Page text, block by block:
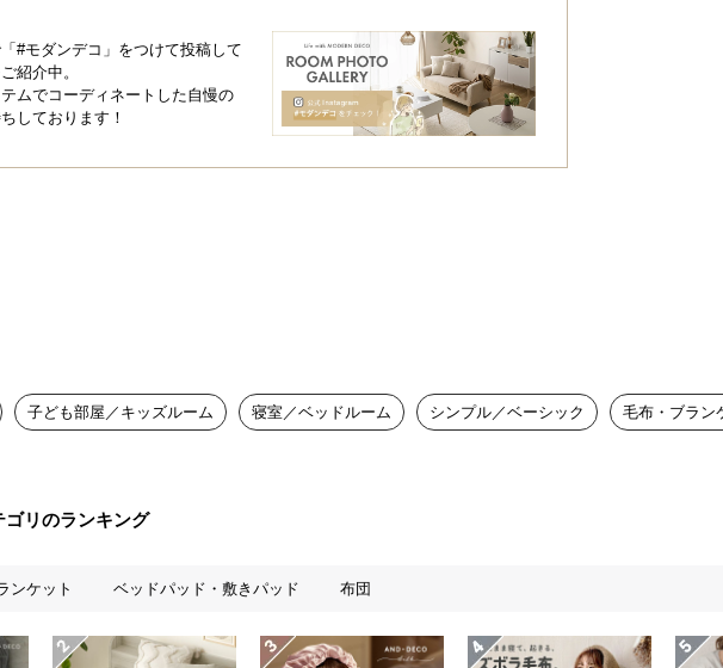
#モダンデコ」をつけて投稿して
紹介中。
ムでコーディネートした自慢の
しております！
子ども部屋／キッズルーム 寝室／ベッドルーム シンプル／ベーシック 毛布・ブラン
ゴリのランキング
ンケット ベッドパッド・敷きパッド 布団